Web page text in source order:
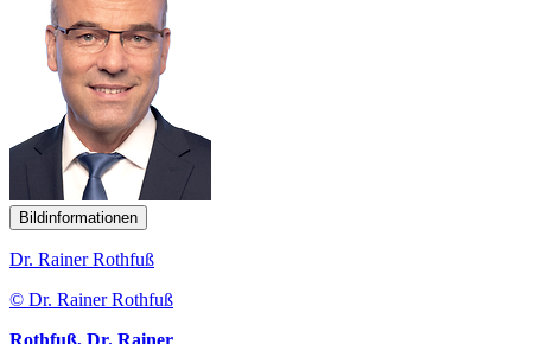
Bildinformationen
Dr. Rainer Rothfuß
© Dr. Rainer Rothfuß
Rothfuß, Dr. Rainer